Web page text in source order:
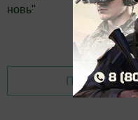
новь"
Добавить Шешминскую
Перейти на